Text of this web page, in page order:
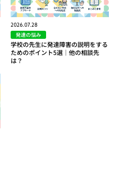
2026.07.28
発達の悩み
学校の先生に発達障害の説明をする
ためのポイント5選｜他の相談先
は？